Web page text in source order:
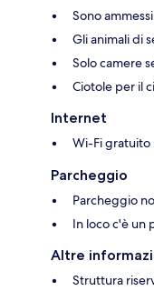
Sono
Gli animali di
Solo camere
Ciotole per il
Internet
Wi-Fi gratuito
Parcheggio
Parcheggio
In loco c'è un
Altre
Struttura